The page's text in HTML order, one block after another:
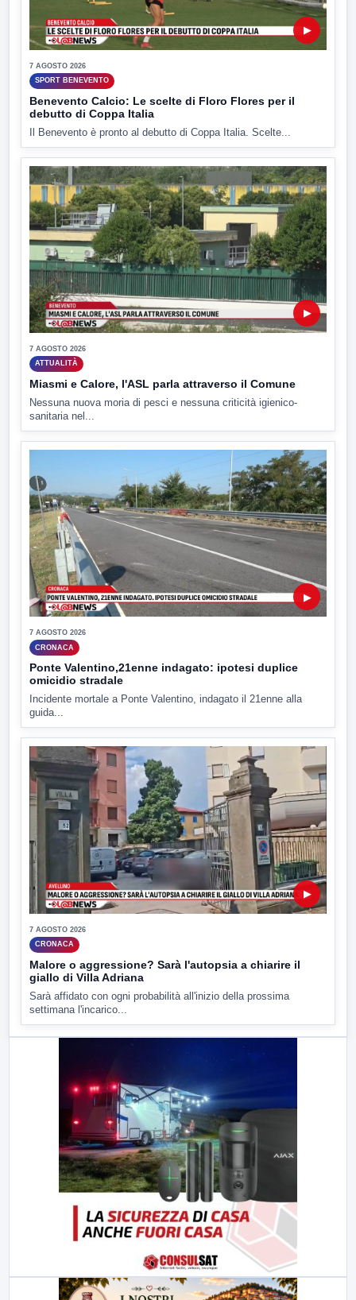
▶
7 AGOSTO 2026
SPORT BENEVENTO
Benevento Calcio: Le scelte di Floro Flores per il
debutto di Coppa Italia
Il Benevento è pronto al debutto di Coppa Italia. Scelte...
▶
7 AGOSTO 2026
ATTUALITÀ
Miasmi e Calore, l'ASL parla attraverso il Comune
Nessuna nuova moria di pesci e nessuna criticità igienico-
sanitaria nel...
▶
7 AGOSTO 2026
CRONACA
Ponte Valentino,21enne indagato: ipotesi duplice
omicidio stradale
Incidente mortale a Ponte Valentino, indagato il 21enne alla
guida...
▶
7 AGOSTO 2026
CRONACA
Malore o aggressione? Sarà l'autopsia a chiarire il
giallo di Villa Adriana
Sarà affidato con ogni probabilità all'inizio della prossima
settimana l'incarico...